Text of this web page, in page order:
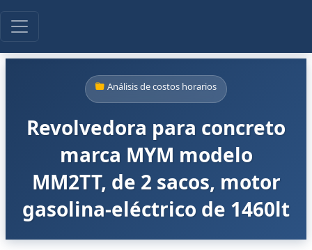
Análisis de costos horarios
Revolvedora para concreto
marca MYM modelo
MM2TT, de 2 sacos, motor
gasolina-eléctrico de 1460lt